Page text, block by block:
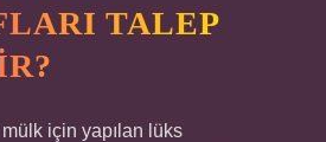
TALEP
için yapılan lüks